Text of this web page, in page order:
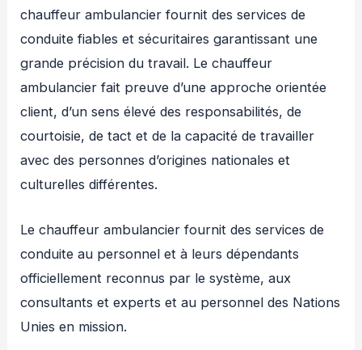
chauffeur ambulancier fournit des services de
conduite fiables et sécuritaires garantissant une
grande précision du travail. Le chauffeur
ambulancier fait preuve d’une approche orientée
client, d’un sens élevé des responsabilités, de
courtoisie, de tact et de la capacité de travailler
avec des personnes d’origines nationales et
culturelles différentes.
Le chauffeur ambulancier fournit des services de
conduite au personnel et à leurs dépendants
officiellement reconnus par le système, aux
consultants et experts et au personnel des Nations
Unies en mission.